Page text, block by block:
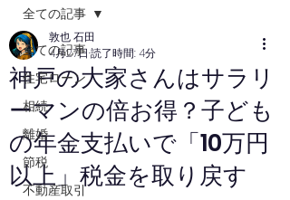
全ての記事
住宅ローン
相続
離婚
節税
不動産取引
全ての記事
神戸の大家さんはサラリ
ーマンの倍お得？子ども
の年金支払いで「10万円
以上」税金を取り戻す
敦也 石田
4月27日 読了時間: 4分